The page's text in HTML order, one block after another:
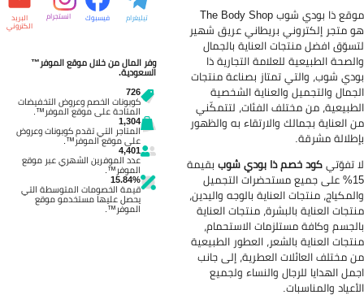
موقع ذا بودي شوب The Body Shop
متجر إلكتروني بريطاني عريق شهير
افضل منتجات العناية بالجمال
الطبيعية للعلامة التجارية ذا
شوب، والتي تمتاز بصناعة منتجات
والتجميل والعناية الشخصية
من مختلف الفئات، لتتمكّني
العناية بجمالك والارتقاء به والظهور
مشرقة.
تفوّتيكود خصم ذا بودي شوببقيمة
15% على جميع مستحضرات التجميل
منتجات العناية بالوجه واليدين،
العناية بالبشرة، منتجات العناية
وكافة مستلزمات الاستحمام،
العناية بالشعر، العطور الطبيعية
مختلف العائلات العطرية، إلى جانب
الهدايا للرجال والنساء ولجميع
والمناسبات.
تيليغرام فيسبوك انستجرام البريد
الكتروني
وفر المال من خلال موقع الموفر™
السعودية.
726
كوبونات الخصم وعروض التخفيضات
المتاحة على موقع الموفر™.
1,304
المتاجر التي تقدم كوبونات وعروض
على موقع الموفر™.
4,401
عدد الموفرين الشهري عبر موقع
الموفر™.
15.84%
قيمة الخصومات المتوسطة التي
يحصل عليها مستخدمو موقع
الموفر™.